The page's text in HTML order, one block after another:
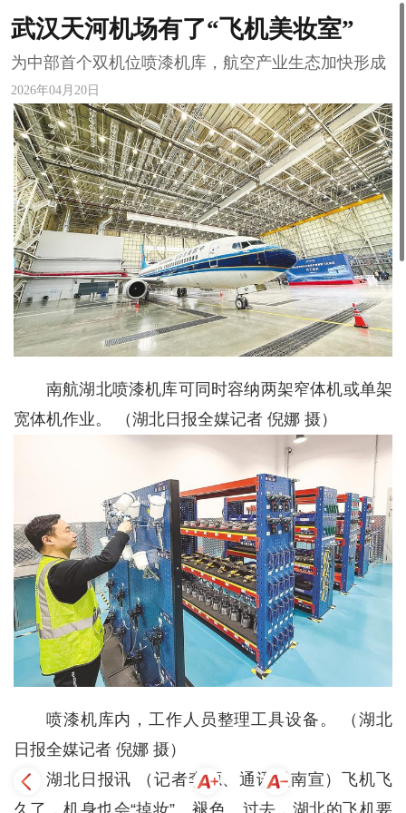
武汉天河机场有了“飞机美妆室”
为中部首个双机位喷漆机库，航空产业生态加快形成
2026年04月20日
南航湖北喷漆机库可同时容纳两架窄体机或单架
宽体机作业。 （湖北日报全媒记者 倪娜 摄）
喷漆机库内，工作人员整理工具设备。 （湖北
日报全媒记者 倪娜 摄）
湖北日报讯 （记者李源、通讯员南宣）飞机飞